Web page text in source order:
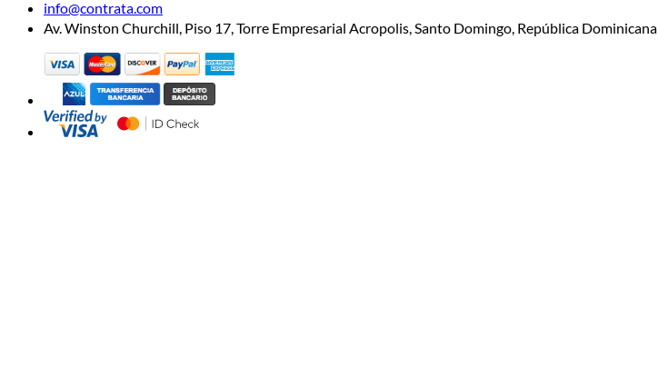
info@contrata.com
Av. Winston Churchill, Piso 17, Torre Empresarial Acropolis, Santo Domingo, República Dominicana